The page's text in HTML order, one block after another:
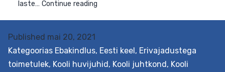
Published mai 20, 2021
Kategoorias Ebakindlus, Eesti keel, Erivajadustega
toimetulek, Kooli huvijuhid, Kooli juhtkond, Kooli